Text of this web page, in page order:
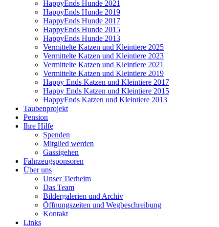
HappyEnds Hunde 2021
HappyEnds Hunde 2019
HappyEnds Hunde 2017
HappyEnds Hunde 2015
HappyEnds Hunde 2013
Vermittelte Katzen und Kleintiere 2025
Vermittelte Katzen und Kleintiere 2023
Vermittelte Katzen und Kleintiere 2021
Vermittelte Katzen und Kleintiere 2019
Happy Ends Katzen und Kleintiere 2017
Happy Ends Katzen und Kleintiere 2015
HappyEnds Katzen und Kleintiere 2013
Taubenprojekt
Pension
Ihre Hilfe
Spenden
Mitglied werden
Gassigehen
Fahrzeugsponsoren
Über uns
Unser Tierheim
Das Team
Bildergalerien und Archiv
Öffnungszeiten und Wegbeschreibung
Kontakt
Links